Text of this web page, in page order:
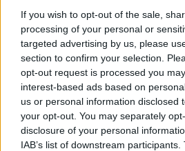
If you wish to opt-out of the sale,
processing of your personal or
targeted advertising by us, please
section to confirm your selection.
opt-out request is processed you
interest-based ads based on
us or personal information disclosed
your opt-out. You may separately
disclosure of your personal
IAB’s list of downstream